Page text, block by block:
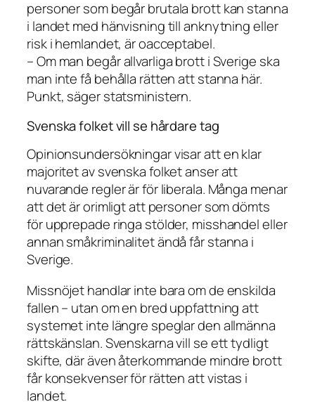
personer som begår brutala brott kan stanna
i landet med hänvisning till anknytning eller
risk i hemlandet, är oacceptabel.
– Om man begår allvarliga brott i Sverige ska
man inte få behålla rätten att stanna här.
Punkt, säger statsministern.
Svenska folket vill se hårdare tag
Opinionsundersökningar visar att en klar
majoritet av svenska folket anser att
nuvarande regler är för liberala. Många menar
att det är orimligt att personer som dömts
för upprepade ringa stölder, misshandel eller
annan småkriminalitet ändå får stanna i
Sverige.
Missnöjet handlar inte bara om de enskilda
fallen – utan om en bred uppfattning att
systemet inte längre speglar den allmänna
rättskänslan. Svenskarna vill se ett tydligt
skifte, där även återkommande mindre brott
får konsekvenser för rätten att vistas i
landet.